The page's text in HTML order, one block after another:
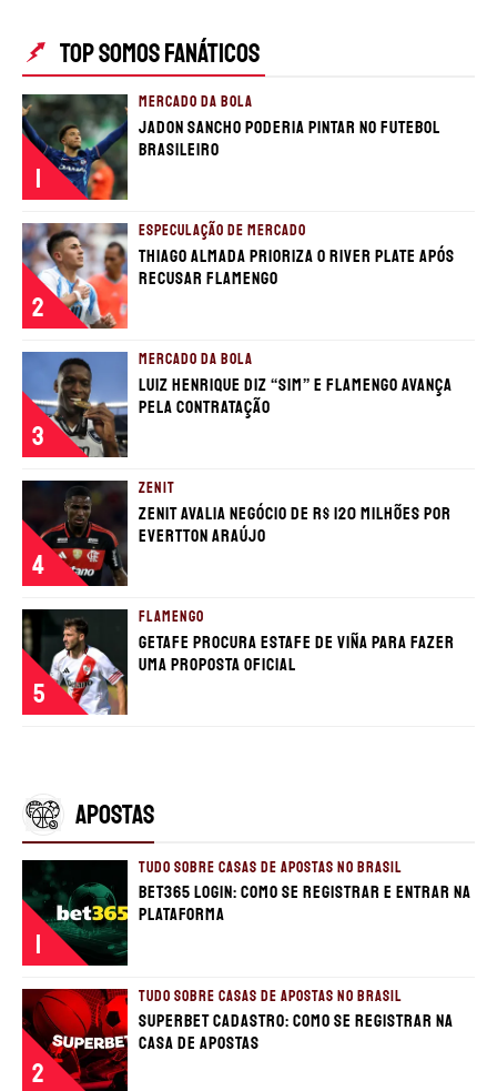
TOP SOMOS FANÁTICOS
1
MERCADO DA BOLA
Jadon Sancho poderia pintar no futebol
brasileiro
2
ESPECULAÇÃO DE MERCADO
Thiago Almada prioriza o River Plate após
recusar Flamengo
3
MERCADO DA BOLA
Luiz Henrique diz “sim” e Flamengo avança
pela contratação
4
ZENIT
Zenit avalia negócio de R$ 120 milhões por
Evertton Araújo
5
FLAMENGO
Getafe procura estafe de Viña para fazer
uma proposta oficial
APOSTAS
1
TUDO SOBRE CASAS DE APOSTAS NO BRASIL
bet365 login: como se registrar e entrar na
plataforma
2
TUDO SOBRE CASAS DE APOSTAS NO BRASIL
Superbet cadastro: Como se registrar na
casa de apostas